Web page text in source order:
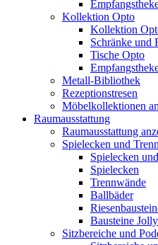
Kollektion Opto
Kollektion
Schränke und
Tische Opto
Metall-Bibliothek
Rezeptionstresen
Möbelkollektionen
Raumausstattung
Raumausstattung
Spielecken und
Spielecken
Spielecken
Trennwände
Ballbäder
Bausteine
Sitzbereiche und